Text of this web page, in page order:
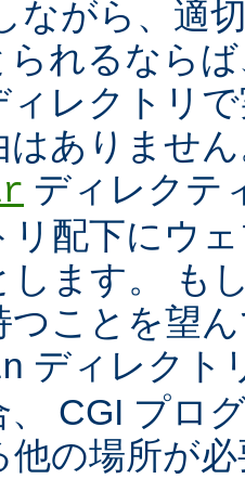
ながら、適
られるなら
ィレクトリ
はありませ
ディレクテ
リ配下にウ
します。 も
つことを望
ディレクト
、 CGI プロ
他の場所が